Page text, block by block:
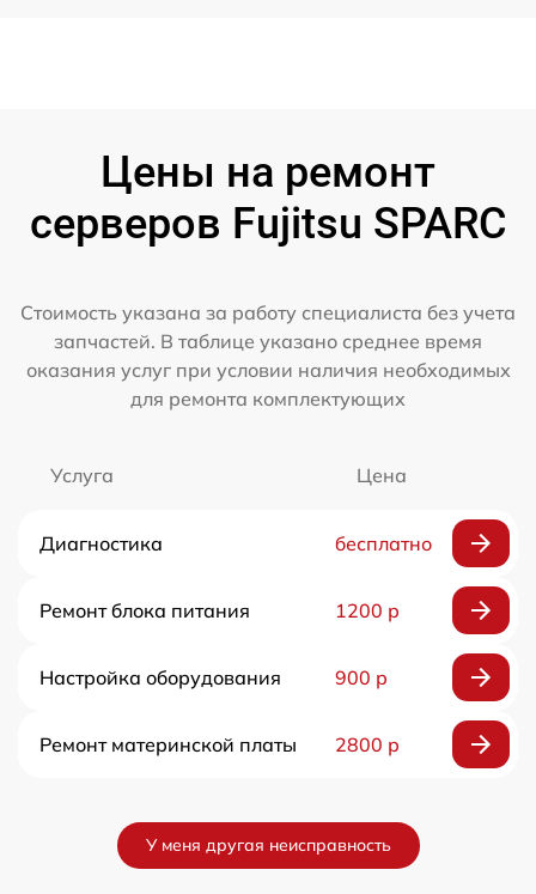
Цены на ремонт
серверов Fujitsu SPARC
Стоимость указана за работу специалиста без учета
запчастей. В таблице указано среднее время
оказания услуг при условии наличия необходимых
для ремонта комплектующих
Услуга Цена
Диагностика бесплатно
Ремонт блока питания 1200 р
Настройка оборудования 900 р
Ремонт материнской платы 2800 р
У меня другая неисправность